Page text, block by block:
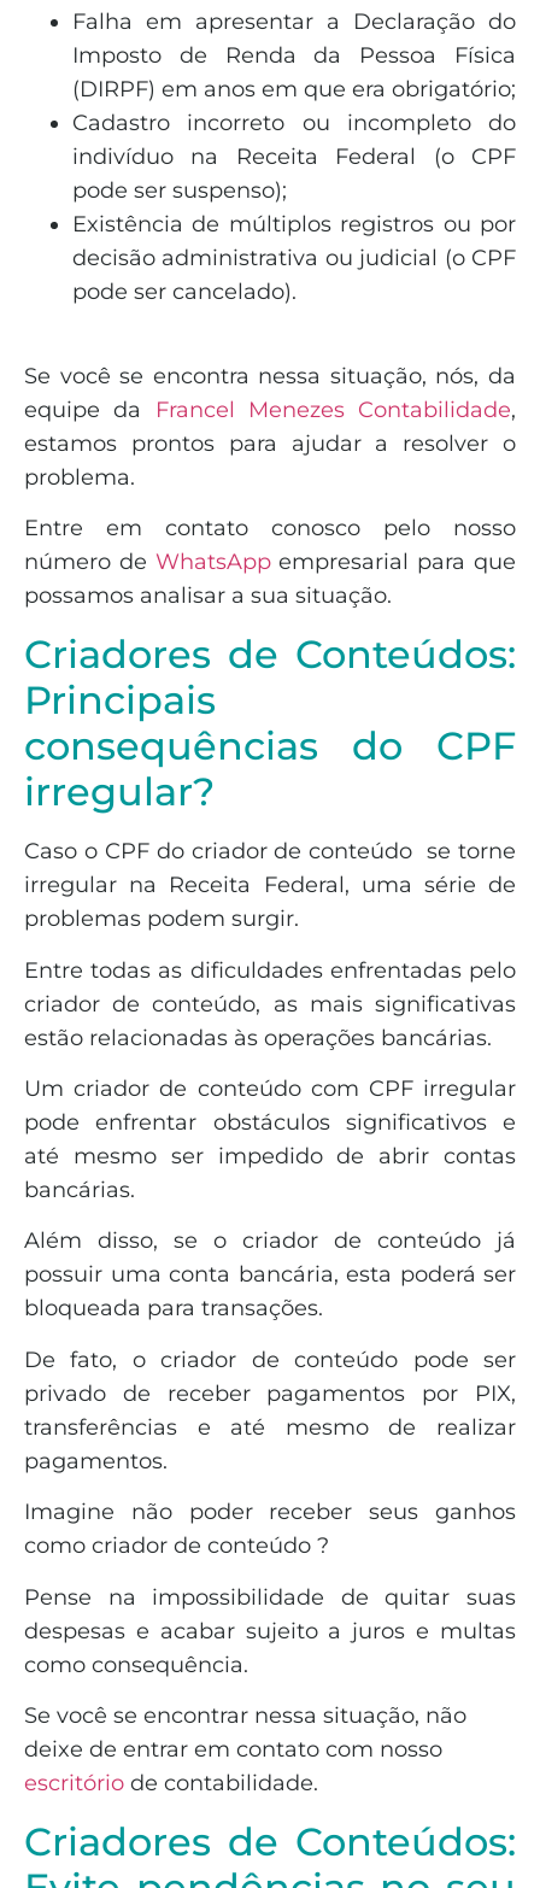
Falha em apresentar a Declaração do
Imposto de Renda da Pessoa Física
(DIRPF) em anos em que era obrigatório;
Cadastro incorreto ou incompleto do
indivíduo na Receita Federal (o CPF
pode ser suspenso);
Existência de múltiplos registros ou por
decisão administrativa ou judicial (o CPF
pode ser cancelado).
Se você se encontra nessa situação, nós, da
equipe da
Francel Menezes Contabilidade,
estamos prontos para ajudar a resolver o
problema.
Entre em contato conosco pelo nosso
número de WhatsAppempresarial para que
possamos analisar a sua situação.
Criadores de Conteúdos:
Principais
consequências do CPF
irregular?
Caso o CPF do criador de conteúdo se torne
irregular na Receita Federal, uma série de
problemas podem surgir.
Entre todas as dificuldades enfrentadas pelo
criador de conteúdo, as mais significativas
estão relacionadas às operações bancárias.
Um criador de conteúdo com CPF irregular
pode enfrentar obstáculos significativos e
até mesmo ser impedido de abrir contas
bancárias.
Além disso, se o criador de conteúdo já
possuir uma conta bancária, esta poderá ser
bloqueada para transações.
De fato, o criador de conteúdo pode ser
privado de receber pagamentos por PIX,
transferências e até mesmo de realizar
pagamentos.
Imagine não poder receber seus ganhos
como criador de conteúdo ?
Pense na impossibilidade de quitar suas
despesas e acabar sujeito a juros e multas
como consequência.
Se você se encontrar nessa situação, não
deixe de entrar em contato com nosso
escritório de contabilidade.
Criadores de Conteúdos: